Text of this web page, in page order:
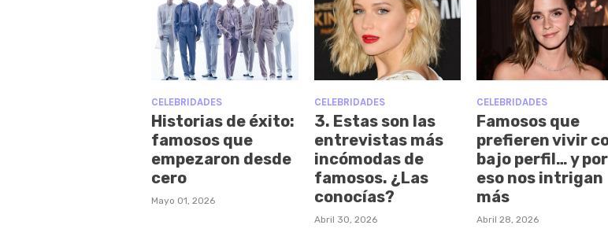
CELEBRIDADES
Historias de éxito:
famosos que
empezaron desde
cero
Mayo 01, 2026
CELEBRIDADES
3. Estas son las
entrevistas más
incómodas de
famosos. ¿Las
conocías?
Abril 30, 2026
CELEBRIDADES
Famosos que
prefieren vivir
bajo perfil… y por
eso nos intrigan
más
Abril 28, 2026